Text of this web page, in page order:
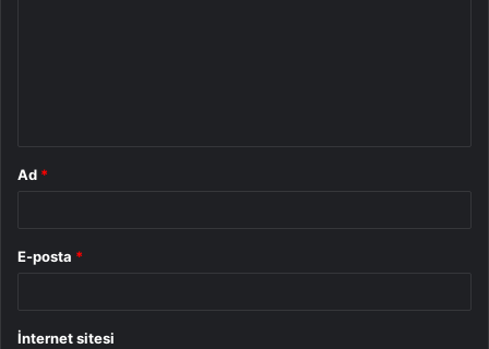
Ad *
E-posta *
İnternet sitesi